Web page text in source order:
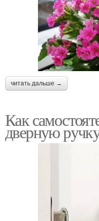
читать дальше →
Как
дверную